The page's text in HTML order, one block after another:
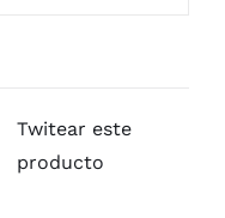
Twitear este
producto